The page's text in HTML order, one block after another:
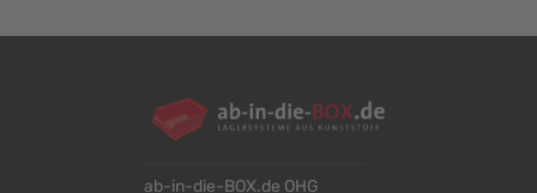
ab-in-die-BOX.de OHG